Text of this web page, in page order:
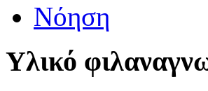
Νόηση
Υλικό